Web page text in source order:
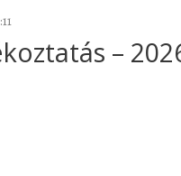
–